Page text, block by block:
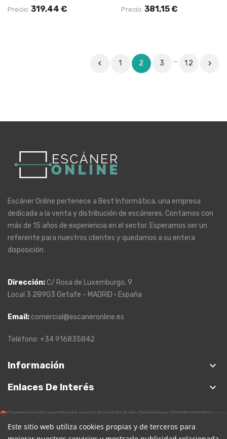
Precio: 319,44 € Precio: 381,15 €
 1 2 3 … 12 
Escáner Online pertenece a Best Informática, una empresa
dedicada a la venta y distribución de escáneres. Contamos con
más de 15 años de experiencia en el sector. Esperamos ser un
referente para nuestros clientes y quedamos a su entera
disposición.
Dirección:C/ Rosa de Luxemburgo, 9
Local 3 28903 Getafe - MADRID · España
Email: comercial@escaneronline.es
Teléfono: +34 916835842
Información keyboard_arrow_down
Enlaces De Interés keyboard_arrow_down
Comerciante aprobado por la Sociedad de Opiniones Contrastadas,
haga clic aquí para mostrar el certificado.
Este sitio web utiliza cookies propias y de terceros para